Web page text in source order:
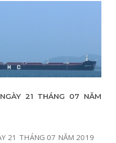
21 THÁNG 07 NĂM
21 THÁNG 07 NĂM 2019